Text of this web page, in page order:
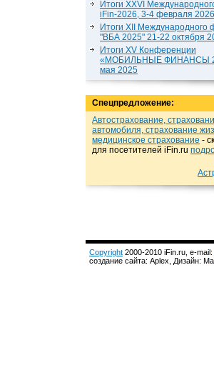
Итоги XXVI
iFin-2026, 3-4 февраля 2026
Итоги XII Международного
"ВБА 2025" 21-22 октября
Итоги XV Конференции
«МОБИЛЬНЫЕ ФИНАНСЫ
мая 2025
Спецпредложение:
Автострахование,
автомобиля, страхование
медицинское страхование -
для посетителей iFin.ru
Copyright 2000-2010 iFin.ru, e-mail:
создание сайта: Aplex, Дизайн: